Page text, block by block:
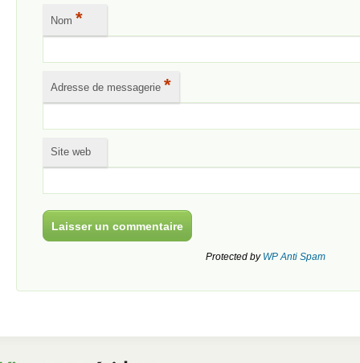
Nom *
Adresse de messagerie *
Site web
Protected by WP Anti Spam